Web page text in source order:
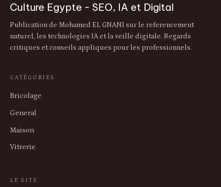
Culture Egypte - SEO, IA et Digital
Publication de Mohamed EL GNANI sur le referencement
naturel, les technologies IA et la veille digitale. Regards
critiques et conseils appliques pour les professionnels.
CATÉGORIES
Bricolage
General
Maison
Vitrerie
LE SITE